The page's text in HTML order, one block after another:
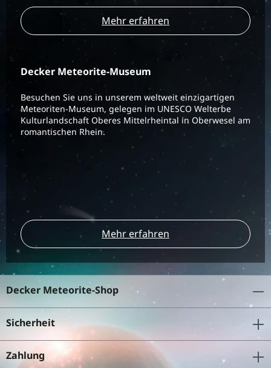
Mehr erfahren
Decker Meteorite-Museum
Besuchen Sie uns in unserem weltweit einzigartigen
Meteoriten-Museum, gelegen im UNESCO Welterbe
Kulturlandschaft Oberes Mittelrheintal in Oberwesel am
romantischen Rhein.
Mehr erfahren
Decker Meteorite-Shop
Sicherheit
Zahlung